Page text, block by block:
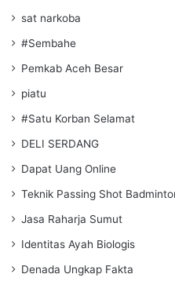
sat narkoba
#Sembahe
Pemkab Aceh Besar
piatu
#Satu Korban Selamat
DELI SERDANG
Dapat Uang Online
Teknik Passing Shot
Jasa Raharja Sumut
Identitas Ayah Biologis
Denada Ungkap Fakta